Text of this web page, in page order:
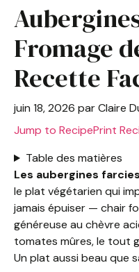
Fromage
Recette
juin 18, 2026 parClaire
Jump to RecipePrint
Table des matières
Les aubergines
le plat végétarien qui
jamais épuiser — chair
généreuse au chèvre
tomates mûres, le tout
Un plat aussi beau que